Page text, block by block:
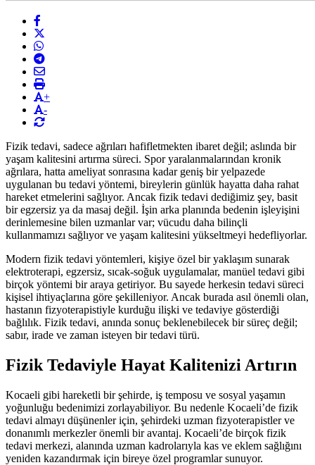
+
-
Fizik tedavi, sadece ağrıları hafifletmekten ibaret değil; aslında bir
yaşam kalitesini artırma süreci. Spor yaralanmalarından kronik
ağrılara, hatta ameliyat sonrasına kadar geniş bir yelpazede
uygulanan bu tedavi yöntemi, bireylerin günlük hayatta daha rahat
hareket etmelerini sağlıyor. Ancak fizik tedavi dediğimiz şey, basit
bir egzersiz ya da masaj değil. İşin arka planında bedenin işleyişini
derinlemesine bilen uzmanlar var; vücudu daha bilinçli
kullanmamızı sağlıyor ve yaşam kalitesini yükseltmeyi hedefliyorlar.
Modern fizik tedavi yöntemleri, kişiye özel bir yaklaşım sunarak
elektroterapi, egzersiz, sıcak-soğuk uygulamalar, manüel tedavi gibi
birçok yöntemi bir araya getiriyor. Bu sayede herkesin tedavi süreci
kişisel ihtiyaçlarına göre şekilleniyor. Ancak burada asıl önemli olan,
hastanın fizyoterapistiyle kurduğu ilişki ve tedaviye gösterdiği
bağlılık. Fizik tedavi, anında sonuç beklenebilecek bir süreç değil;
sabır, irade ve zaman isteyen bir tedavi türü.
Fizik Tedaviyle Hayat Kalitenizi Artırın
Kocaeli gibi hareketli bir şehirde, iş temposu ve sosyal yaşamın
yoğunluğu bedenimizi zorlayabiliyor. Bu nedenle Kocaeli’de fizik
tedavi almayı düşünenler için, şehirdeki uzman fizyoterapistler ve
donanımlı merkezler önemli bir avantaj. Kocaeli’de birçok fizik
tedavi merkezi, alanında uzman kadrolarıyla kas ve eklem sağlığını
yeniden kazandırmak için bireye özel programlar sunuyor.